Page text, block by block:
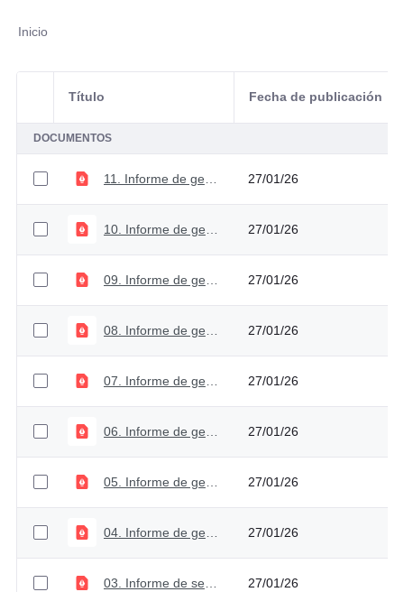
Inicio
Selección del elemento
Título Fecha de publicación
DOCUMENTOS
27/01/26
27/01/26
27/01/26
27/01/26
27/01/26
27/01/26
27/01/26
27/01/26
27/01/26